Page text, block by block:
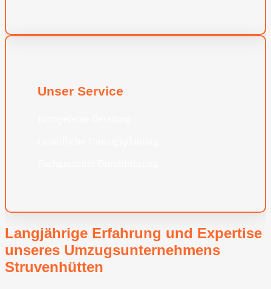
Unser Service
Langjährige Erfahrung und Expertise
unseres Umzugsunternehmens
Struvenhütten